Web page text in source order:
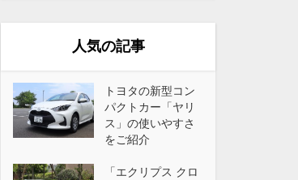
人気の記事
トヨタの新型コン
パクトカー「ヤリ
ス」の使いやすさ
をご紹介
「エクリプス クロ